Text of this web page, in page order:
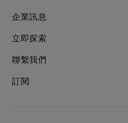
企業訊息
立即探索
聯繫我們
訂閱